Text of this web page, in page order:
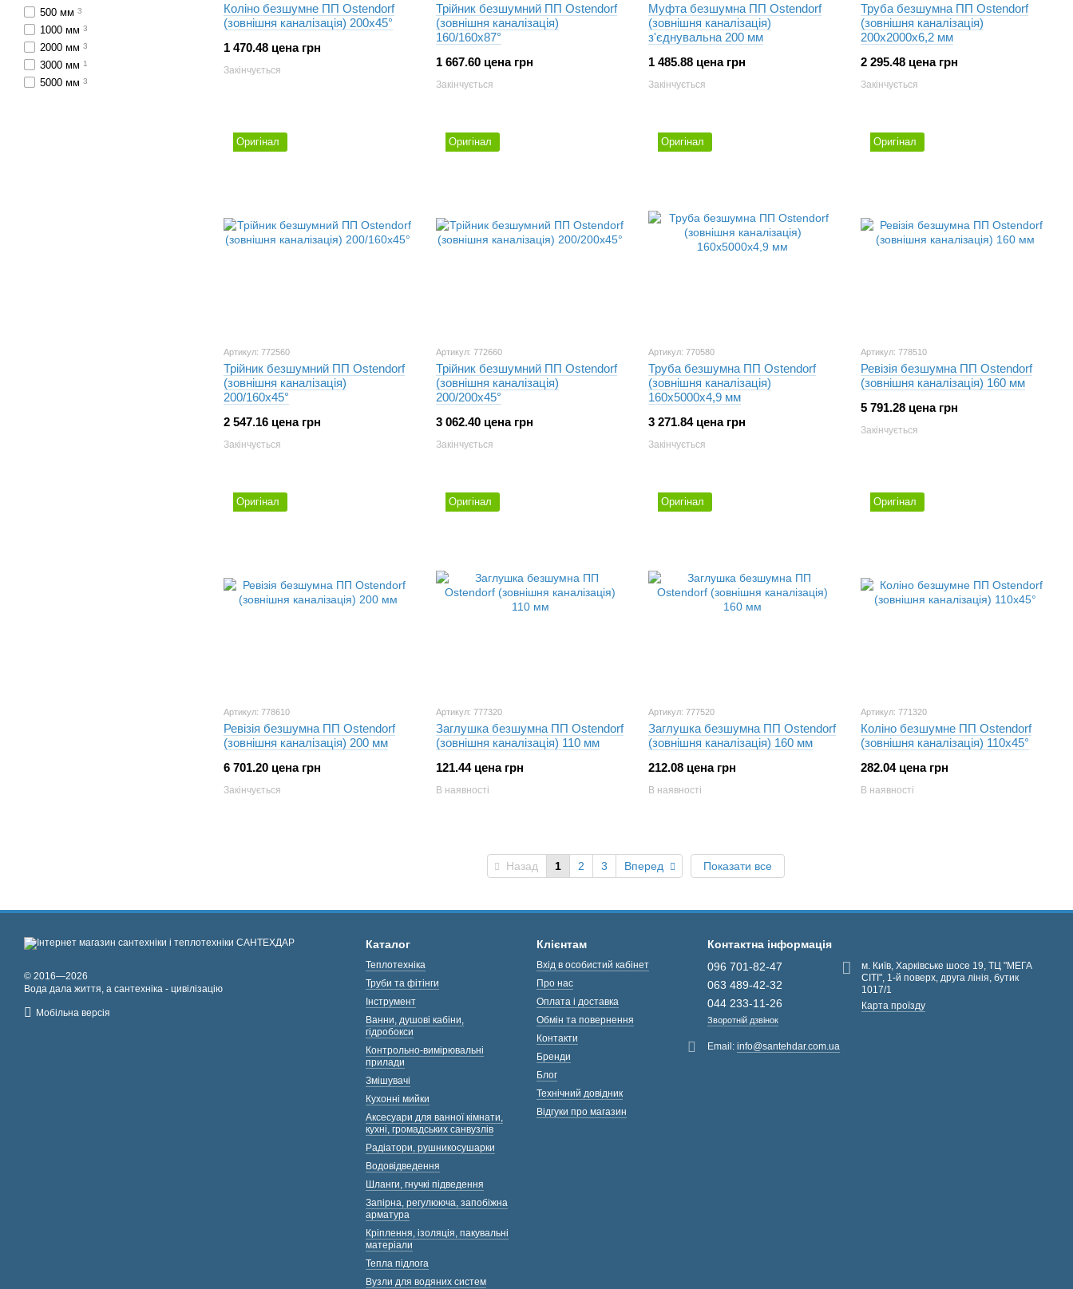
Коліно безшумне ПП Ostendorf
(зовнішня каналізація) 200х45°
1 470.48 цена грн
Закінчується
Трійник безшумний ПП Ostendorf
(зовнішня каналізація)
160/160х87°
1 667.60 цена грн
Закінчується
Муфта безшумна ПП Ostendorf
(зовнішня каналізація)
з'єднувальна 200 мм
1 485.88 цена грн
Закінчується
Труба безшумна ПП Ostendorf
(зовнішня каналізація)
200х2000х6,2 мм
2 295.48 цена грн
Закінчується
Оригінал
Артикул: 772560
Трійник безшумний ПП Ostendorf
(зовнішня каналізація)
200/160х45°
2 547.16 цена грн
Закінчується
Оригінал
Артикул: 772660
Трійник безшумний ПП Ostendorf
(зовнішня каналізація)
200/200х45°
3 062.40 цена грн
Закінчується
Оригінал
Артикул: 770580
Труба безшумна ПП Ostendorf
(зовнішня каналізація)
160х5000х4,9 мм
3 271.84 цена грн
Закінчується
Оригінал
Артикул: 778510
Ревізія безшумна ПП Ostendorf
(зовнішня каналізація) 160 мм
5 791.28 цена грн
Закінчується
Оригінал
Артикул: 778610
Ревізія безшумна ПП Ostendorf
(зовнішня каналізація) 200 мм
6 701.20 цена грн
Закінчується
Оригінал
Артикул: 777320
Заглушка безшумна ПП Ostendorf
(зовнішня каналізація) 110 мм
121.44 цена грн
В наявності
Оригінал
Артикул: 777520
Заглушка безшумна ПП Ostendorf
(зовнішня каналізація) 160 мм
212.08 цена грн
В наявності
Оригінал
Артикул: 771320
Коліно безшумне ПП Ostendorf
(зовнішня каналізація) 110х45°
282.04 цена грн
В наявності
Назад 1 2 3 Вперед Показати все
500 мм 3
1000 мм 3
2000 мм 3
3000 мм 1
5000 мм 3
© 2016—2026
Вода дала життя, а сантехніка - цивілізацію
Мобільна версія
Каталог
Теплотехніка
Труби та фітінги
Інструмент
Ванни, душові кабіни,
гідробокси
Контрольно-вимірювальні
прилади
Змішувачі
Кухонні мийки
Аксесуари для ванної кімнати,
кухні, громадських санвузлів
Радіатори, рушникосушарки
Водовідведення
Шланги, гнучкі підведення
Запірна, регулююча, запобіжна
арматура
Кріплення, ізоляція, пакувальні
матеріали
Тепла підлога
Вузли для водяних систем
Клієнтам
Вхід в особистий кабінет
Про нас
Оплата і доставка
Обмін та повернення
Контакти
Бренди
Блог
Технічний довідник
Відгуки про магазин
Контактна інформація
096 701-82-47
063 489-42-32
044 233-11-26
Зворотній дзвінок
м. Київ, Харківське шосе 19, ТЦ "МЕГА
СІТІ", 1-й поверх, друга лінія, бутик
1017/1
Карта проїзду
Email:info@santehdar.com.ua